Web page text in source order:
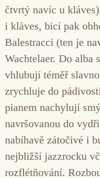
čtvrtý navíc u
i kláves, bicí pak
Balestracci (ten je
Wachtelaer. Do alba
vhlubují téměř
zrychluje do
pianem nachylují
navršovanou do
nabíhavě zátočivé i
nejbližší jazzrocku
rozflétňování.